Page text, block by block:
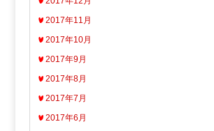
2017年11月
2017年10月
2017年9月
2017年8月
2017年7月
2017年6月